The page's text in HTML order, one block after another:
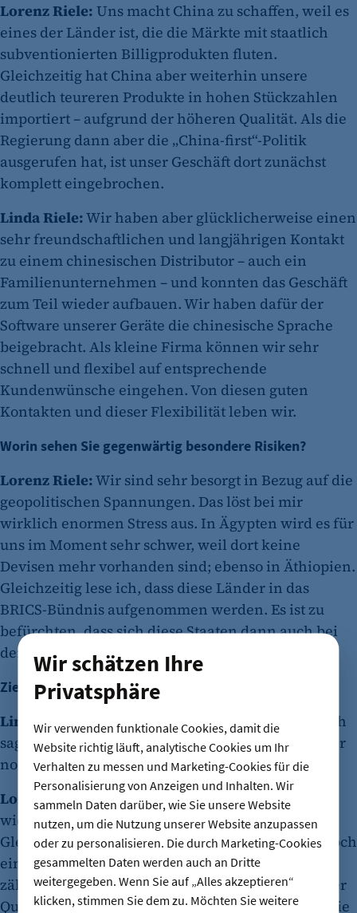
Wir schätzen Ihre
Privatsphäre
Wir verwenden funktionale Cookies, damit die
Website richtig läuft, analytische Cookies um Ihr
Verhalten zu messen und Marketing-Cookies für die
Personalisierung von Anzeigen und Inhalten. Wir
sammeln Daten darüber, wie Sie unsere Website
nutzen, um die Nutzung unserer Website anzupassen
oder zu personalisieren. Die durch Marketing-Cookies
gesammelten Daten werden auch an Dritte
weitergegeben. Wenn Sie auf „Alles akzeptieren“
klicken, stimmen Sie dem zu. Möchten Sie weitere
Lorenz Riele: Uns macht China zu schaffen, weil es
eines der Länder ist, die die Märkte mit staatlich
subventionierten Billigprodukten fluten.
Gleichzeitig hat China aber weiterhin unsere
deutlich teureren Produkte in hohen Stückzahlen
importiert – aufgrund der höheren Qualität. Als die
Regierung dann aber die „China-first“-Politik
ausgerufen hat, ist unser Geschäft dort zunächst
komplett eingebrochen.
Linda Riele:Wir haben aber glücklicherweise einen
sehr freundschaftlichen und langjährigen Kontakt
zu einem chinesischen Distributor – auch ein
Familienunternehmen – und konnten das Geschäft
zum Teil wieder aufbauen. Wir haben dafür der
Software unserer Geräte die chinesische Sprache
beigebracht. Als kleine Firma können wir sehr
schnell und flexibel auf entsprechende
Kundenwünsche eingehen. Von diesen guten
Kontakten und dieser Flexibilität leben wir.
Worin sehen Sie gegenwärtig besondere Risiken?
Lorenz Riele:Wir sind sehr besorgt in Bezug auf die
geopolitischen Spannungen. Das löst bei mir
wirklich enormen Stress aus. In Ägypten wird es für
uns im Moment sehr schwer, weil dort keine
Devisen mehr vorhanden sind; ebenso in Äthiopien.
Gleichzeitig lese ich, dass diese Länder in das
BRICS-Bündnis aufgenommen werden. Es ist zu
befürchten, dass sich diese Staaten dann auch bei
der Wahl ihrer Handelspartner umorientieren.
Zieht „Made in Germany“ noch als Verkaufsargument?
Linda Riele:Für den Bereich der Medizin kann ich
sagen, dass „Made in Germany“ im Ausland immer
noch einen sehr guten Klang hat.
Lorenz Riele:Wir haben Kunden, die uns immer
wieder bestätigen, dass wir für Qualität stehen.
Gleichzeitig haben die Distributoren aber auch noch
eine günstigere Variante im Portfolio. Und leider
zählt in manchen Ländern bei den Endkunden der
Qualitätsgedanke nicht mehr so stark, auch weil sie